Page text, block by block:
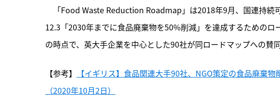
「Food Waste Reduction Roadmap」は2018年9月、 国連持続
12.3「2030年までに食品廃棄物を50%削減」を達成するためのロ
の時点で、英大手企業を中心とした90社が同ロードマップへの賛
【参考】
【イギリス】食品関連大手90社、NGO策定の食品廃棄
（2020年10月2日）